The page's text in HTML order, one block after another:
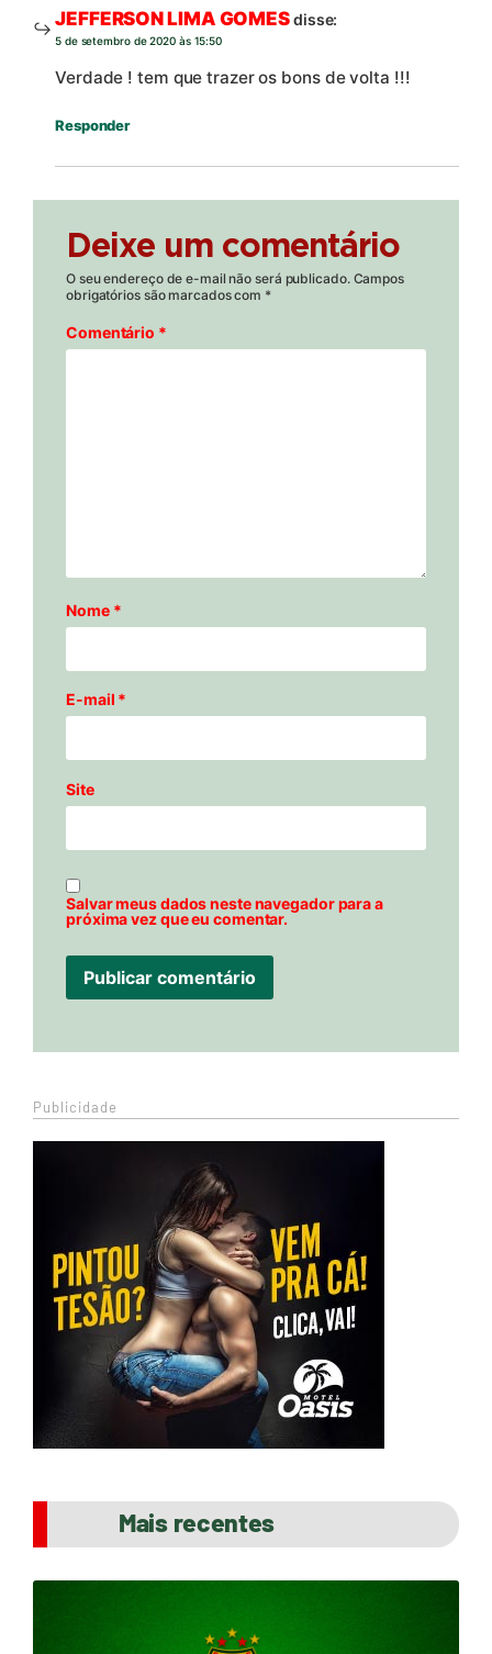
JEFFERSON LIMA GOMESdisse:
5 de setembro de 2020 às 15:50
Verdade ! tem que trazer os bons de volta !!!
Responder
Deixe um comentário
O seu endereço de e-mail não será publicado. Campos
obrigatórios são marcados com *
Comentário *
Nome *
E-mail *
Site
Salvar meus dados neste navegador para a
próxima vez que eu comentar.
Publicidade
Mais recentes